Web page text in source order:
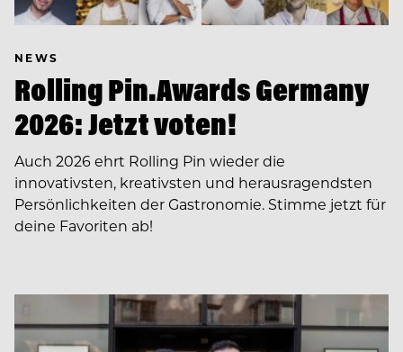
NEWS
Rolling Pin.Awards Germany
2026: Jetzt voten!
Auch 2026 ehrt Rolling Pin wieder die
innovativsten, kreativsten und herausragendsten
Persönlichkeiten der Gastronomie. Stimme jetzt für
deine Favoriten ab!